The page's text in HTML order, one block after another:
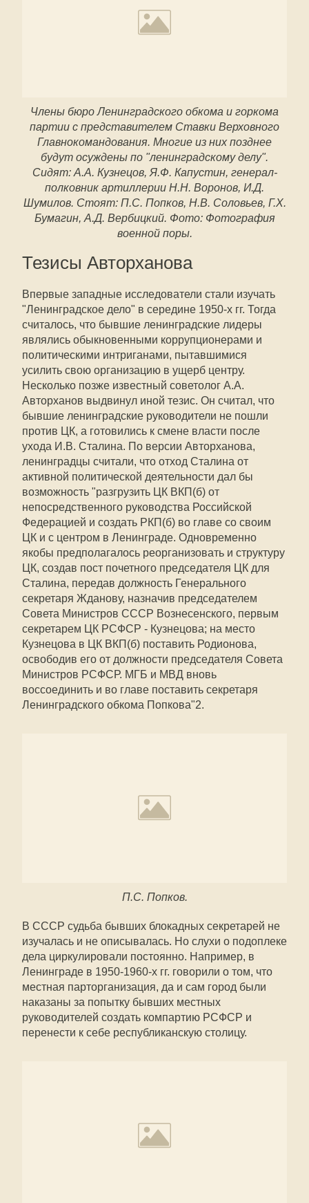
Члены бюро Ленинградского обкома и горкома
партии с представителем Ставки Верховного
Главнокомандования. Многие из них позднее
будут осуждены по "ленинградскому делу".
Сидят: А.А. Кузнецов, Я.Ф. Капустин, генерал-
полковник артиллерии Н.Н. Воронов, И.Д.
Шумилов. Стоят: П.С. Попков, Н.В. Соловьев, Г.X.
Бумагин, А.Д. Вербицкий. Фото: Фотография
военной поры.
Тезисы Авторханова
Впервые западные исследователи стали изучать
"Ленинградское дело" в середине 1950-х гг. Тогда
считалось, что бывшие ленинградские лидеры
являлись обыкновенными коррупционерами и
политическими интриганами, пытавшимися
усилить свою организацию в ущерб центру.
Несколько позже известный советолог А.А.
Авторханов выдвинул иной тезис. Он считал, что
бывшие ленинградские руководители не пошли
против ЦК, а готовились к смене власти после
ухода И.В. Сталина. По версии Авторханова,
ленинградцы считали, что отход Сталина от
активной политической деятельности дал бы
возможность "разгрузить ЦК ВКП(б) от
непосредственного руководства Российской
Федерацией и создать РКП(б) во главе со своим
ЦК и с центром в Ленинграде. Одновременно
якобы предполагалось реорганизовать и структуру
ЦК, создав пост почетного председателя ЦК для
Сталина, передав должность Генерального
секретаря Жданову, назначив председателем
Совета Министров СССР Вознесенского, первым
секретарем ЦК РСФСР - Кузнецова; на место
Кузнецова в ЦК ВКП(б) поставить Родионова,
освободив его от должности председателя Совета
Министров РСФСР. МГБ и МВД вновь
воссоединить и во главе поставить секретаря
Ленинградского обкома Попкова"2.
П.С. Попков.
В СССР судьба бывших блокадных секретарей не
изучалась и не описывалась. Но слухи о подоплеке
дела циркулировали постоянно. Например, в
Ленинграде в 1950-1960-х гг. говорили о том, что
местная парторганизация, да и сам город были
наказаны за попытку бывших местных
руководителей создать компартию РСФСР и
перенести к себе республиканскую столицу.